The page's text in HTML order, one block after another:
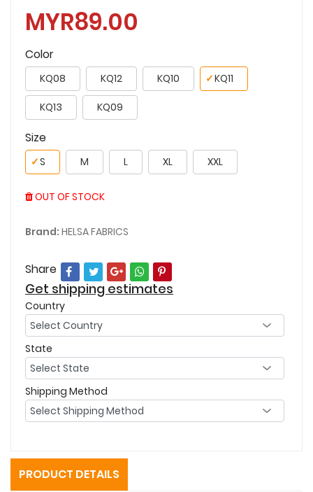
MYR89.00
Color
KQ08 KQ12 KQ10 KQ11
✓
KQ13 KQ09
Size
S
✓ M L XL XXL
OUT OF STOCK
Brand: HELSA FABRICS
Share
Get shipping estimates
Country
State
Shipping Method
PRODUCT DETAILS